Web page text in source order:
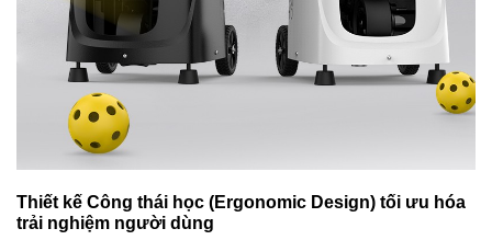
Thiết kế Công thái học (Ergonomic Design) tối ưu hóa
trải nghiệm người dùng